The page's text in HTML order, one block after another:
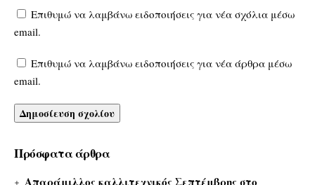
Επιθυμώ να λαμβάνω ειδοποιήσεις για νέα σχόλια μέσω
email.
Επιθυμώ να λαμβάνω ειδοποιήσεις για νέα άρθρα μέσω
email.
Πρόσφατα άρθρα
Απαράμιλλος καλλιτεχνικός Σεπτέμβρης στο